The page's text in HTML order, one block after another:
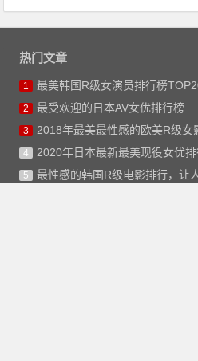
热门文章
1 最美韩国R级女演员排行榜
2 最受欢迎的日本AV女优排行榜
3 2018年最美最性感的欧美R级女
4 2020年日本最新最美现役女优
5 最性感的韩国R级电影排行，让